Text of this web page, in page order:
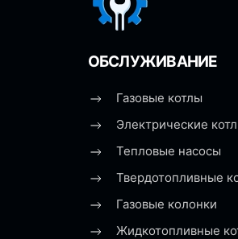
ОБСЛУЖИВАНИЕ
Газовые котлы
Электрические
Тепловые насосы
Твердотопливные
Газовые колонки
Жидкотопливные